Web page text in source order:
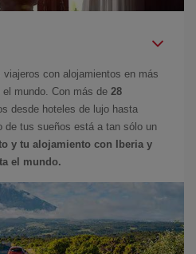
con alojamientos en más
mundo. Con más de 28
desde hoteles de lujo hasta
de tus sueños está a tan sólo un
y tu alojamiento con Iberia y
el mundo.